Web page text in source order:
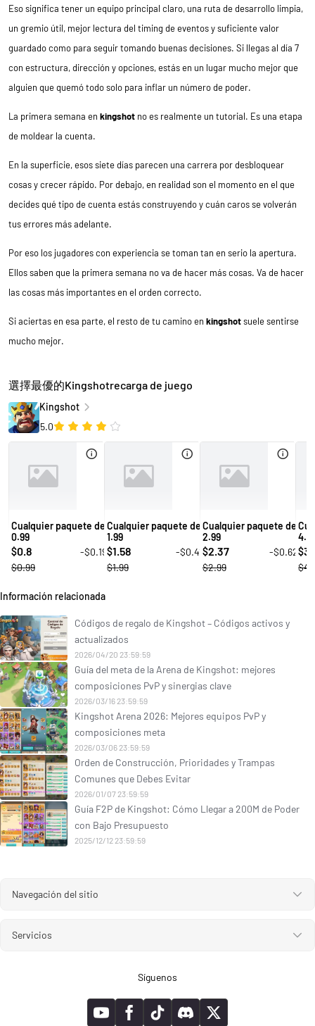
Eso significa tener un equipo principal claro, una ruta de desarrollo limpia,
un gremio útil, mejor lectura del timing de eventos y suficiente valor
guardado como para seguir tomando buenas decisiones. Si llegas al día 7
con estructura, dirección y opciones, estás en un lugar mucho mejor que
alguien que quemó todo solo para inflar un número de poder.
La primera semana en kingshot no es realmente un tutorial. Es una etapa
de moldear la cuenta.
En la superficie, esos siete días parecen una carrera por desbloquear
cosas y crecer rápido. Por debajo, en realidad son el momento en el que
decides qué tipo de cuenta estás construyendo y cuán caros se volverán
tus errores más adelante.
Por eso los jugadores con experiencia se toman tan en serio la apertura.
Ellos saben que la primera semana no va de hacer más cosas. Va de hacer
las cosas más importantes en el orden correcto.
Si aciertas en esa parte, el resto de tu camino en kingshotsuele sentirse
mucho mejor.
選擇最優的Kingshotrecarga de juego
Kingshot
5.0
Cualquier paquete de
0.99
$0.8
-$0.19
$0.99
Cualquier paquete de
1.99
$1.58
-$0.41
$1.99
Cualquier paquete de
2.99
$2.37
-$0.62
$2.99
$
Información relacionada
Códigos de regalo de Kingshot – Códigos activos y
actualizados
2026/04/20 23:59:59
Guía del meta de la Arena de Kingshot: mejores
composiciones PvP y sinergias clave
2026/03/16 23:59:59
Kingshot Arena 2026: Mejores equipos PvP y
composiciones meta
2026/03/06 23:59:59
Orden de Construcción, Prioridades y Trampas
Comunes que Debes Evitar
2026/01/07 23:59:59
Guía F2P de Kingshot: Cómo Llegar a 200M de Poder
con Bajo Presupuesto
2025/12/12 23:59:59
Navegación del sitio
Servicios
Síguenos